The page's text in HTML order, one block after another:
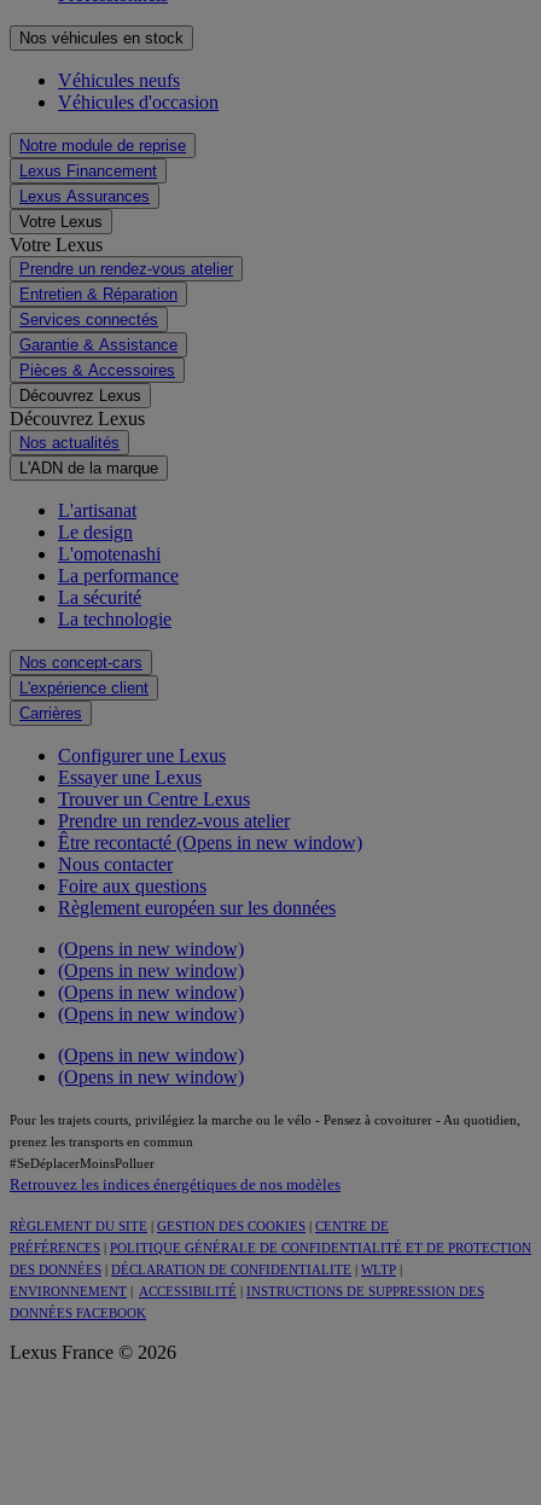
Nos véhicules en stock
Véhicules neufs
Véhicules d'occasion
Notre module de reprise
Lexus Financement
Lexus Assurances
Votre Lexus
Votre Lexus
Prendre un rendez-vous atelier
Entretien & Réparation
Services connectés
Garantie & Assistance
Pièces & Accessoires
Découvrez Lexus
Découvrez Lexus
Nos actualités
L'ADN de la marque
L'artisanat
Le design
L'omotenashi
La performance
La sécurité
La technologie
Nos concept-cars
L'expérience client
Carrières
Configurer une Lexus
Essayer une Lexus
Trouver un Centre Lexus
Prendre un rendez-vous atelier
Être recontacté (Opens in new window)
Nous contacter
Foire aux questions
Règlement européen sur les données
(Opens in new window)
(Opens in new window)
(Opens in new window)
(Opens in new window)
(Opens in new window)
(Opens in new window)
Pour les trajets courts, privilégiez la marche ou le vélo - Pensez à covoiturer - Au quotidien,
prenez les transports en commun
#SeDéplacerMoinsPolluer
Retrouvez les indices énergétiques de nos modèles
RÈGLEMENT DU SITE GESTION DES COOKIES
CENTRE DE
PRÉFÉRENCES
POLITIQUE GÉNÉRALE DE CONFIDENTIALITÉ ET DE PROTECTION
DES DONNÉES
DÉCLARATION DE CONFIDENTIALITE WLTP
ENVIRONNEMENT
ACCESSIBILITÉ
INSTRUCTIONS DE SUPPRESSION DES
DONNÉES FACEBOOK
Lexus France © 2026